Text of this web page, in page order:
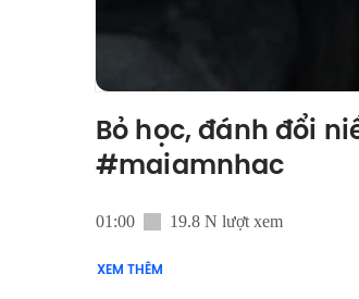
Bỏ học, đánh đổi
#maiamnhac
01:00 19.8 N lượt xem
XEM THÊM